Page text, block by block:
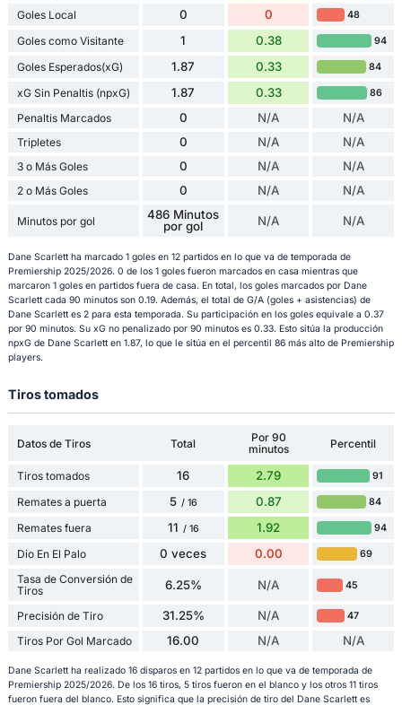
Goles Local 0 0 48
Goles como Visitante 1 0.38 94
Goles Esperados(xG) 1.87 0.33 84
xG Sin Penaltis (npxG) 1.87 0.33 86
Penaltis Marcados 0 N/A N/A
Tripletes 0 N/A N/A
3 o Más Goles 0 N/A N/A
2 o Más Goles 0 N/A N/A
Minutos por gol
486 Minutos
por gol
N/A N/A
Dane Scarlett ha marcado 1 goles en 12 partidos en lo que va de temporada de
Premiership 2025/2026. 0 de los 1 goles fueron marcados en casa mientras que
marcaron 1 goles en partidos fuera de casa. En total, los goles marcados por Dane
Scarlett cada 90 minutos son 0.19. Además, el total de G/A (goles + asistencias) de
Dane Scarlett es 2 para esta temporada. Su participación en los goles equivale a 0.37
por 90 minutos. Su xG no penalizado por 90 minutos es 0.33. Esto sitúa la producción
npxG de Dane Scarlett en 1.87, lo que le sitúa en el percentil 86 más alto de Premiership
players.
Tiros tomados
Datos de Tiros Total
Por 90
minutos
Percentil
Tiros tomados 16 2.79 91
Remates a puerta 5 / 16 0.87 84
Remates fuera 11 / 16 1.92 94
Dio En El Palo 0 veces 0.00 69
Tasa de Conversión de
Tiros
6.25% N/A 45
Precisión de Tiro 31.25% N/A 47
Tiros Por Gol Marcado 16.00 N/A N/A
Dane Scarlett ha realizado 16 disparos en 12 partidos en lo que va de temporada de
Premiership 2025/2026. De los 16 tiros, 5 tiros fueron en el blanco y los otros 11 tiros
fueron fuera del blanco. Esto significa que la precisión de tiro del Dane Scarlett es